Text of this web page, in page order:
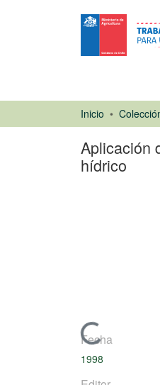
Inicio
Aplicación
hídrico
Cargando...
Fecha
1998